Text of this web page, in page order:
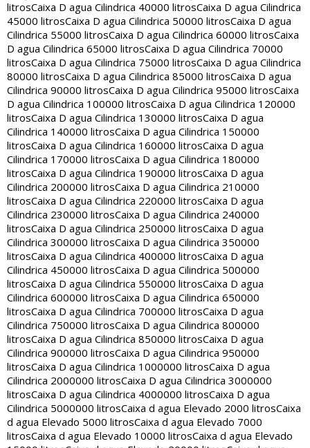
litrosCaixa D agua Cilindrica 40000 litrosCaixa D agua Cilindrica
45000 litrosCaixa D agua Cilindrica 50000 litrosCaixa D agua
Cilindrica 55000 litrosCaixa D agua Cilindrica 60000 litrosCaixa
D agua Cilindrica 65000 litrosCaixa D agua Cilindrica 70000
litrosCaixa D agua Cilindrica 75000 litrosCaixa D agua Cilindrica
80000 litrosCaixa D agua Cilindrica 85000 litrosCaixa D agua
Cilindrica 90000 litrosCaixa D agua Cilindrica 95000 litrosCaixa
D agua Cilindrica 100000 litrosCaixa D agua Cilindrica 120000
litrosCaixa D agua Cilindrica 130000 litrosCaixa D agua
Cilindrica 140000 litrosCaixa D agua Cilindrica 150000
litrosCaixa D agua Cilindrica 160000 litrosCaixa D agua
Cilindrica 170000 litrosCaixa D agua Cilindrica 180000
litrosCaixa D agua Cilindrica 190000 litrosCaixa D agua
Cilindrica 200000 litrosCaixa D agua Cilindrica 210000
litrosCaixa D agua Cilindrica 220000 litrosCaixa D agua
Cilindrica 230000 litrosCaixa D agua Cilindrica 240000
litrosCaixa D agua Cilindrica 250000 litrosCaixa D agua
Cilindrica 300000 litrosCaixa D agua Cilindrica 350000
litrosCaixa D agua Cilindrica 400000 litrosCaixa D agua
Cilindrica 450000 litrosCaixa D agua Cilindrica 500000
litrosCaixa D agua Cilindrica 550000 litrosCaixa D agua
Cilindrica 600000 litrosCaixa D agua Cilindrica 650000
litrosCaixa D agua Cilindrica 700000 litrosCaixa D agua
Cilindrica 750000 litrosCaixa D agua Cilindrica 800000
litrosCaixa D agua Cilindrica 850000 litrosCaixa D agua
Cilindrica 900000 litrosCaixa D agua Cilindrica 950000
litrosCaixa D agua Cilindrica 1000000 litrosCaixa D agua
Cilindrica 2000000 litrosCaixa D agua Cilindrica 3000000
litrosCaixa D agua Cilindrica 4000000 litrosCaixa D agua
Cilindrica 5000000 litrosCaixa d agua Elevado 2000 litrosCaixa
d agua Elevado 5000 litrosCaixa d agua Elevado 7000
litrosCaixa d agua Elevado 10000 litrosCaixa d agua Elevado